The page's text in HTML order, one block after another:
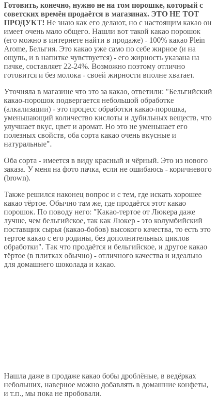
Готовить, конечно, нужно не на том порошке, который с
советских времён продаётся в магазинах. ЭТО НЕ ТОТ
ПРОДУКТ! Не знаю как его делают, но с настоящим какао он
имеет очень мало общего. Нашли вот такой какао порошок
(его можно в интернете найти в продаже) - 100% какао Plein
Arome, Бельгия. Это какао уже само по себе жирное (и на
ощупь, и в напитке чувствуется) - его жирность указана на
пачке, составляет 22-24%. Возможно поэтому отлично
готовится и без молока - своей жирности вполне хватает.
Уточняла в магазине что это за какао, ответили: "Бельгийский
какао-порошок подвергается небольшой обработке
(алкализации) - это процесс обработки какао-порошка,
уменьшающий количество кислоты и дубильных веществ, что
улучшает вкус, цвет и аромат. Но это не уменьшает его
полезных свойств, оба сорта какао очень вкусные и
натуральные".
Оба сорта - имеется в виду красный и чёрный. Это из нового
заказа. У меня на фото пачка, если не ошибаюсь - коричневого
(brown).
Также решился наконец вопрос и с тем, где искать хорошее
какао тёртое. Обычно там же, где продаётся этот какао
порошок. По поводу него: "Какао-тертое от Люкера даже
лучше, чем бельгийское, так как Люкер - это колумбийский
поставщик сырья (какао-бобов) высокого качества, то есть это
тертое какао с его родины, без дополнительных циклов
обработки". Так что продаётся и бельгийское, и другое какао
тёртое (в плитках обычно) - отличного качества и идеально
для домашнего шоколада и какао.
Нашла даже в продаже какао бобы дроблёные, в ведёрках
небольших, наверное можно добавлять в домашние конфеты,
и т.п., мы пока не пробовали.